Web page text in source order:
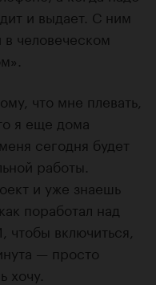
и выдает. С ним
человеческом
что мне плевать,
я еще дома
сегодня будет
работы.
и уже знаешь
поработал над
включиться,
— просто
хочу.